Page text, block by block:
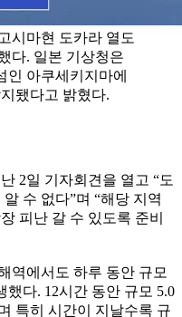
시마현 도카라 열도
다. 일본 기상청은
인 아쿠세키지마에
됐다고 밝혔다.
2일 기자회견을 열고 “도
수 없다”며 “해당 지역
피난 갈 수 있도록 준비
역에서도 하루 동안 규모
했다. 12시간 동안 규모 5.0
특히 시간이 지날수록 규